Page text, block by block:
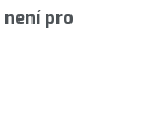
pro